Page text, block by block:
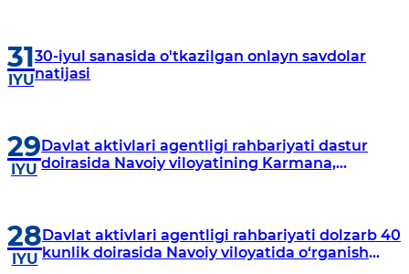
31
IYU
30-iyul sanasida o'tkazilgan onlayn savdolar
natijasi
29
IYU
Davlat aktivlari agentligi rahbariyati dastur
doirasida Navoiy viloyatining Karmana,
28
IYU
Davlat aktivlari agentligi rahbariyati dolzarb 40
kunlik doirasida Navoiy viloyatida o‘rganish